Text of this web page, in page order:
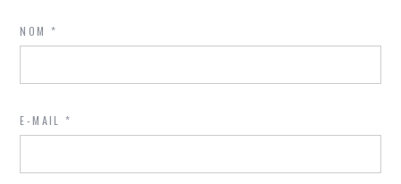
NOM*
E-MAIL*